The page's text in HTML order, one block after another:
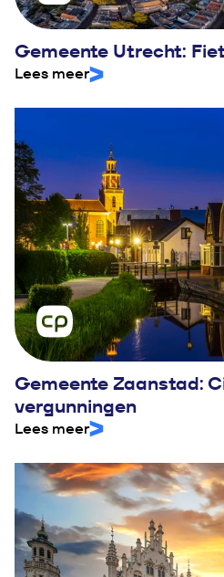
Gemeente Utrecht:
Lees meer
Gemeente Zaanstad:
vergunningen
Lees meer